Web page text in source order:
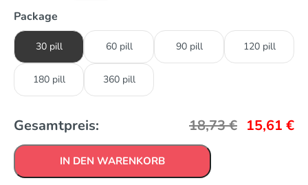
Package
30 pill 60 pill 90 pill 120 pill
180 pill 360 pill
Gesamtpreis: 18,73€ 15,61 €
IN DEN WARENKORB